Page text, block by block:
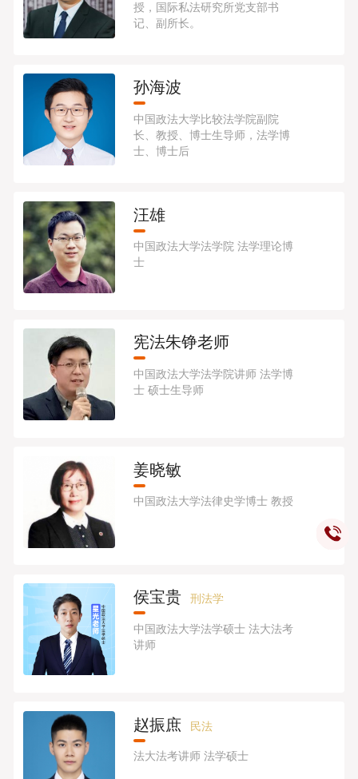
授，国际私法研究所党支部书
记、副所长。
孙海波
中国政法大学比较法学院副院
长、教授、博士生导师，法学博
士、博士后
汪雄
中国政法大学法学院 法学理论博
士
宪法朱铮老师
中国政法大学法学院讲师 法学博
士 硕士生导师
姜晓敏
中国政法大学法律史学博士 教授
侯宝贵 刑法学
中国政法大学法学硕士 法大法考
讲师
赵振庶 民法
法大法考讲师 法学硕士